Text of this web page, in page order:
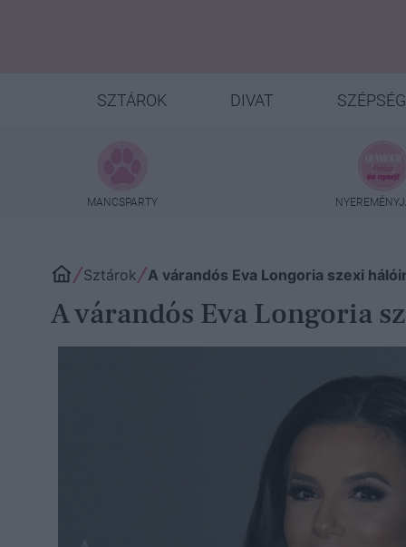
SZTÁROK DIVAT SZÉPSÉG
MANCSPARTY
Sztárok A várandós Eva Longoria szexi
A várandós Eva Longoria